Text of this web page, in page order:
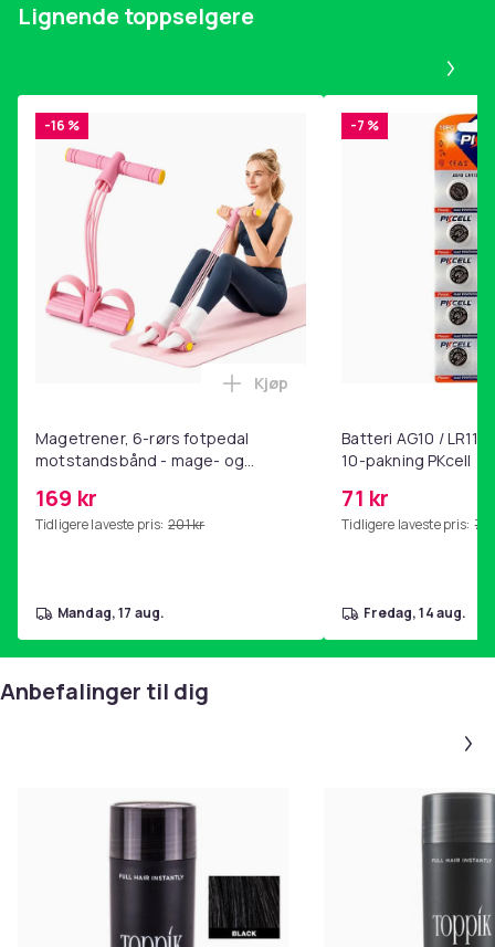
Lignende toppselgere
-16 %
Magetrener, 6-rørs fotpedal
motstandsbånd - mage- og
hjemmegymnastikk Pink
169 kr
Tidligere laveste pris: 201 kr
Legg Magetrener, 6-rørs
Kjøp
mandag, 17 aug.
-7 %
Batteri AG10 /
10-pakning PKcell
71 kr
Tidligere laveste pris: 76
fredag, 14 aug.
Anbefalinger til dig